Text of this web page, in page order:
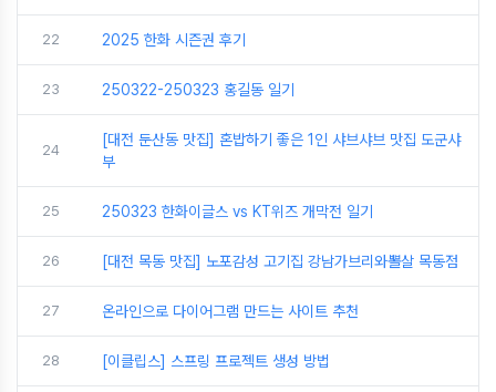
22 2025 한화 시즌권 후기
23 250322-250323 홍길동 일기
24
[대전 둔산동 맛집] 혼밥하기 좋은 1인 샤브샤브 맛집 도군샤
부
25 250323 한화이글스 vs KT위즈 개막전 일기
26 [대전 목동 맛집] 노포감성 고기집 강남가브리와뽈살 목동점
27 온라인으로 다이어그램 만드는 사이트 추천
28 [이클립스] 스프링 프로젝트 생성 방법